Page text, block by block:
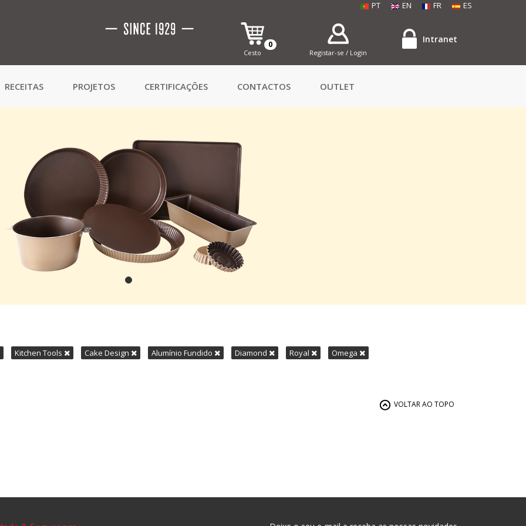
PT EN FR ES
Intranet
Registar-se / Login
0
Cesto
RECEITAS PROJETOS CERTIFICAÇÕES CONTACTOS OUTLET
Kitchen Tools Cake Design Alumínio Fundido Diamond Royal Omega
VOLTAR AO TOPO